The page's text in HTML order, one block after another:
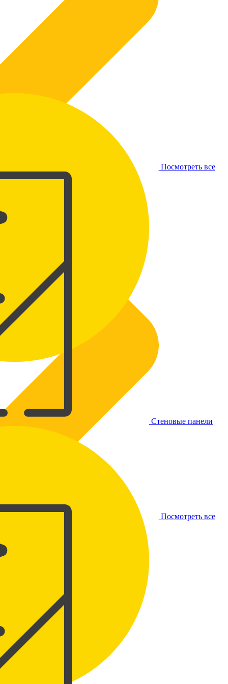
Посмотреть все
Посмотреть все
Стеновые панели